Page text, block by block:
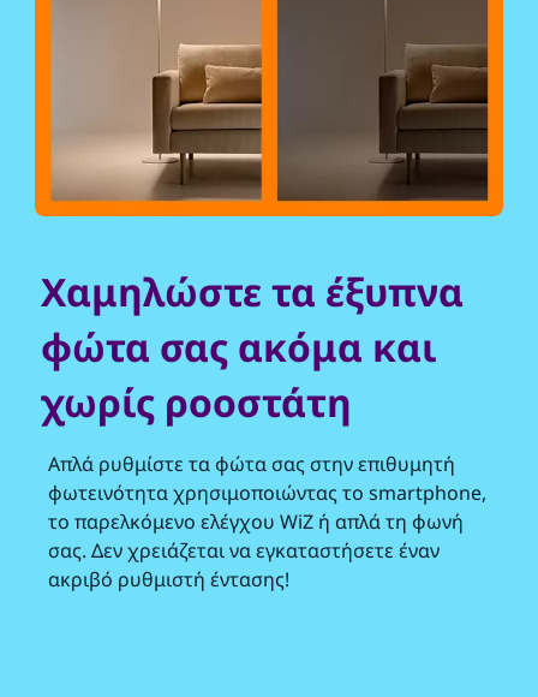
Χαμηλώστε τα έξυπνα
φώτα σας ακόμα και
χωρίς ροοστάτη
Απλά ρυθμίστε τα φώτα σας στην επιθυμητή
φωτεινότητα χρησιμοποιώντας το smartphone,
το παρελκόμενο ελέγχου WiZ ή απλά τη φωνή
σας. Δεν χρειάζεται να εγκαταστήσετε έναν
ακριβό ρυθμιστή έντασης!